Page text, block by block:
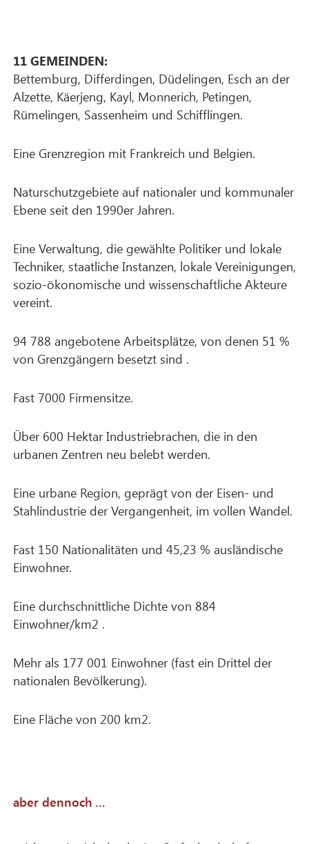
11 GEMEINDEN:
Bettemburg, Differdingen, Düdelingen, Esch an der
Alzette, Käerjeng, Kayl, Monnerich, Petingen,
Rümelingen, Sassenheim und Schifflingen.
Eine Grenzregion mit Frankreich und Belgien.
Naturschutzgebiete auf nationaler und kommunaler
Ebene seit den 1990er Jahren.
Eine Verwaltung, die gewählte Politiker und lokale
Techniker, staatliche Instanzen, lokale Vereinigungen,
sozio-ökonomische und wissenschaftliche Akteure
vereint.
94 788 angebotene Arbeitsplätze, von denen 51 %
von Grenzgängern besetzt sind .
Fast 7000 Firmensitze.
Über 600 Hektar Industriebrachen, die in den
urbanen Zentren neu belebt werden.
Eine urbane Region, geprägt von der Eisen- und
Stahlindustrie der Vergangenheit, im vollen Wandel.
Fast 150 Nationalitäten und 45,23 % ausländische
Einwohner.
Eine durchschnittliche Dichte von 884
Einwohner/km2 .
Mehr als 177 001 Einwohner (fast ein Drittel der
nationalen Bevölkerung).
Eine Fläche von 200 km2.
aber dennoch …